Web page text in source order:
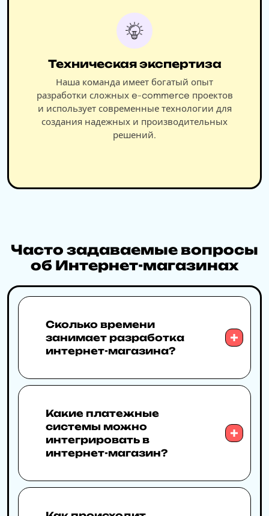
Техническая экспертиза
Наша команда имеет богатый опыт
разработки сложных e-commerce проектов
и использует современные технологии для
создания надежных и производительных
решений.
Часто задаваемые вопросы
об Интернет-магазинах
Сколько времени
занимает разработка
интернет-магазина?
Какие платежные
системы можно
интегрировать в
интернет-магазин?